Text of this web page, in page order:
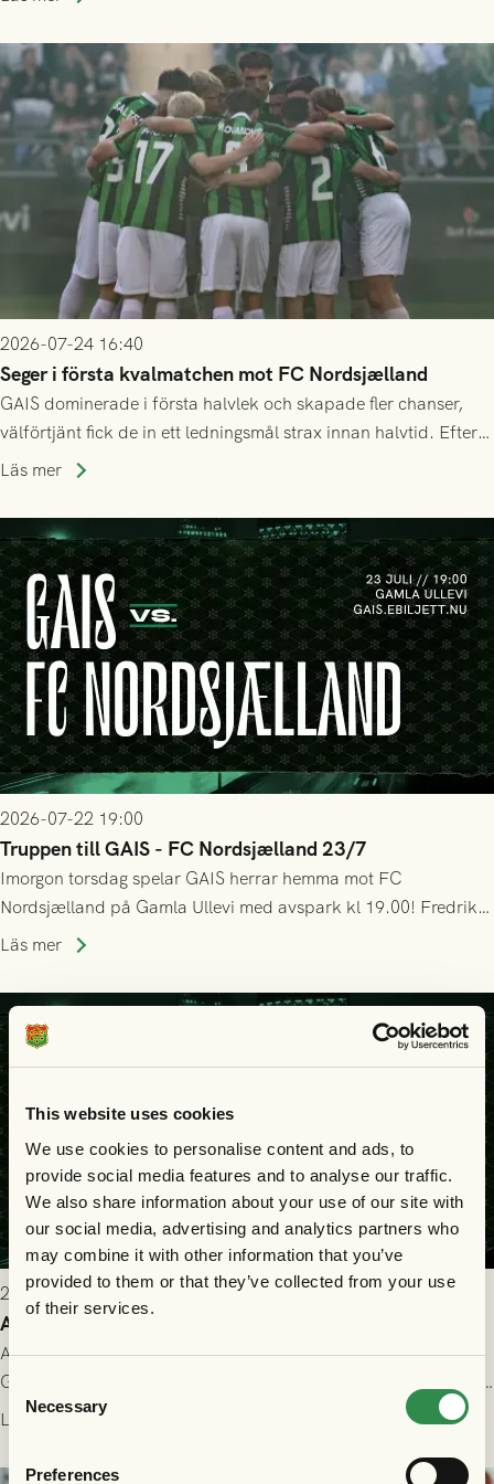
This website uses cookies
We use cookies to personalise content and ads, to
provide social media features and to analyse our traffic.
We also share information about your use of our site with
our social media, advertising and analytics partners who
may combine it with other information that you’ve
provided to them or that they’ve collected from your use
of their services.
Consent
Selection
Necessary
Preferences
2026-07-24 16:40
Seger i första kvalmatchen mot FC Nordsjælland
GAIS dominerade i första halvlek och skapade fler chanser,
välförtjänt fick de in ett ledningsmål strax innan halvtid. Efter
halvtidsvilan sjönk tempot när Nordsjälland tilläts ha mer av
seger! Matchfoto: Mikael Josefsson & Lasse Ekström
Läs mer
2026-07-22 19:00
Truppen till GAIS - FC Nordsjælland 23/7
Imorgon torsdag spelar GAIS herrar hemma mot FC
Nordsjælland på Gamla Ullevi med avspark kl 19.00! Fredrik
Holmberg och ledarstaben har tagit ut följande trupp till
Läs mer
2026-07-22 9:00
Allt du behöver veta inför GAIS - FC Nordsjælland
All evenemangsinformation du kan behöva inför ditt besök på
Gamla Ullevi och matchen mellan GAIS och FC Nordsjælland i
kvalet till Conference League! Avspark kl 19.00 på torsdag
Läs mer